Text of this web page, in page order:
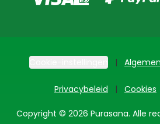
Privacybeleid Cookies
Copyright © 2026 Purasana. Alle